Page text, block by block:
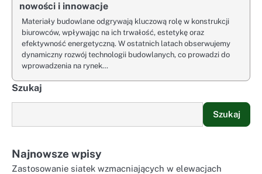
nowości i innowacje
Materiały budowlane odgrywają kluczową rolę w konstrukcji
biurowców, wpływając na ich trwałość, estetykę oraz
efektywność energetyczną. W ostatnich latach obserwujemy
dynamiczny rozwój technologii budowlanych, co prowadzi do
wprowadzenia na rynek…
Szukaj
Szukaj
Najnowsze wpisy
Zastosowanie siatek wzmacniających w elewacjach